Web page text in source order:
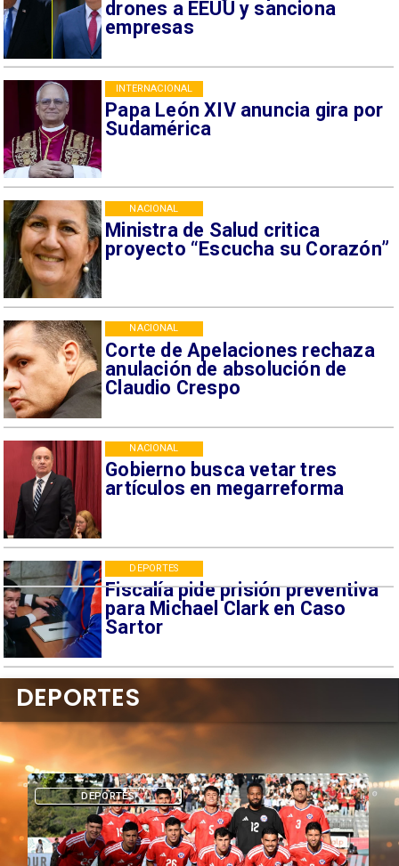
drones a EEUU y sanciona
empresas
Papa León XIV anuncia gira por
Sudamérica
INTERNACIONAL
Ministra de Salud critica
proyecto “Escucha su Corazón”
NACIONAL
Corte de Apelaciones rechaza
anulación de absolución de
Claudio Crespo
NACIONAL
Gobierno busca vetar tres
artículos en megarreforma
NACIONAL
Fiscalía pide prisión preventiva
para Michael Clark en Caso
Sartor
DEPORTES
DEPORTES
DEPORTES